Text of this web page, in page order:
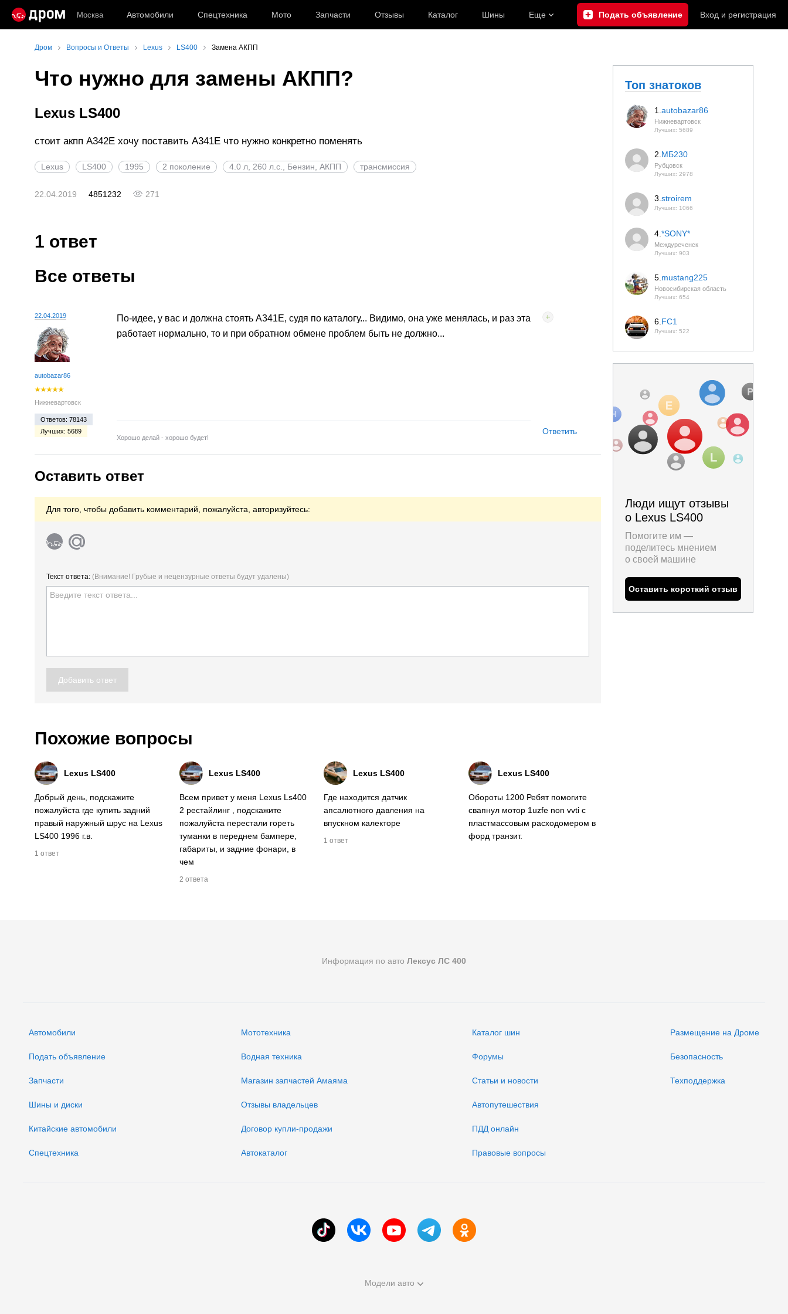
Москва Автомобили Спецтехника Мото Запчасти Отзывы Каталог Шины Еще Подать объявление Вход и регистрация
Дром Вопросы и Ответы Lexus LS400 Замена АКПП
Что нужно для замены АКПП?
Lexus LS400
стоит акпп А342Е хочу поставить А341Е что нужно конкретно поменять
Lexus LS400 1995 2 поколение 4.0 л, 260 л.с., Бензин, АКПП трансмиссия
22.04.2019 4851232 271
1 ответ
Все ответы
22.04.2019
autobazar86
Нижневартовск
Ответов: 78143
Лучших: 5689
По-идее, у вас и должна стоять A341E, судя по каталогу... Видимо, она уже менялась, и раз эта
работает нормально, то и при обратном обмене проблем быть не должно...
Хорошо делай - хорошо будет!
Ответить
Оставить ответ
Для того, чтобы добавить комментарий, пожалуйста, авторизуйтесь:
Текст ответа: (Внимание! Грубые и нецензурные ответы будут удалены)
Добавить ответ
Похожие вопросы
Lexus LS400
Добрый день, подскажите
пожалуйста где купить задний
правый наружный шрус на Lexus
LS400 1996 г.в.
1 ответ
Lexus LS400
Всем привет у меня Lexus Ls400
2 рестайлинг , подскажите
пожалуйста перестали гореть
туманки в переднем бампере,
габариты, и задние фонари, в
чем
2 ответа
Lexus LS400
Где находится датчик
апсалютного давления на
впускном калекторе
1 ответ
Lexus LS400
Обороты 1200 Ребят помогите
свапнул мотор 1uzfe non vvti с
пластмассовым расходомером в
форд транзит.
Топ знатоков
1. autobazar86
Нижневартовск
Лучших: 5689
2. МБ230
Рубцовск
Лучших: 2978
3. stroirem
Лучших: 1066
4. *SONY*
Междуреченск
Лучших: 903
5. mustang225
Новосибирская область
Лучших: 654
6. FC1
Лучших: 522
Люди ищут отзывы
о Lexus LS400
Помогите им —
поделитесь мнением
о своей машине
Оставить короткий отзыв
Информация по авто Лексус ЛС 400
Автомобили
Подать объявление
Запчасти
Шины и диски
Китайские автомобили
Спецтехника
Мототехника
Водная техника
Магазин запчастей Амаяма
Отзывы владельцев
Договор купли-продажи
Автокаталог
Каталог шин
Форумы
Статьи и новости
Автопутешествия
ПДД онлайн
Правовые вопросы
Размещение на Дроме
Безопасность
Техподдержка
Модели авто